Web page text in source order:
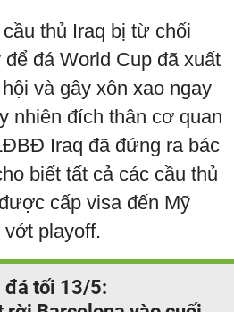
thủ Iraq bị từ chối
đá World Cup đã xuất
và gây xôn xao ngay
nhiên đích thân cơ quan
Iraq đã đứng ra bác
biết tất cả các cầu thủ
cấp visa đến Mỹ
vớt playoff.
đá tối 13/5: